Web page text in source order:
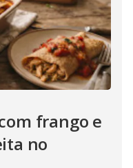
frango e
no